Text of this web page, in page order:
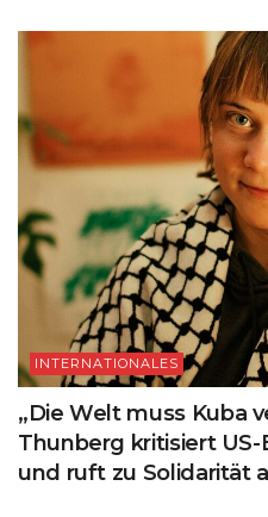
INTERNATIONALES
„Die Welt muss Kuba
Thunberg kritisiert
und ruft zu Solidarität